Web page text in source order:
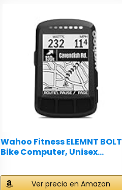
Wahoo Fitness ELEMNT BOLT
Bike Computer, Unisex...
Ver precio en Amazon